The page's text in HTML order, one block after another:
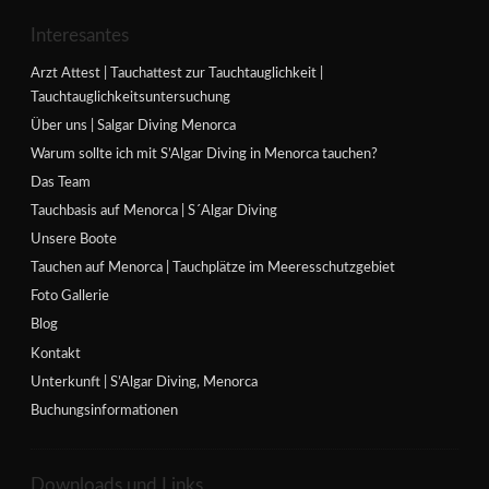
Interesantes
Arzt Attest | Tauchattest zur Tauchtauglichkeit |
Tauchtauglichkeitsuntersuchung
Über uns | Salgar Diving Menorca
Warum sollte ich mit S’Algar Diving in Menorca tauchen?
Das Team
Tauchbasis auf Menorca | S´Algar Diving
Unsere Boote
Tauchen auf Menorca | Tauchplätze im Meeresschutzgebiet
Foto Gallerie
Blog
Kontakt
Unterkunft | S’Algar Diving, Menorca
Buchungsinformationen
Downloads und Links